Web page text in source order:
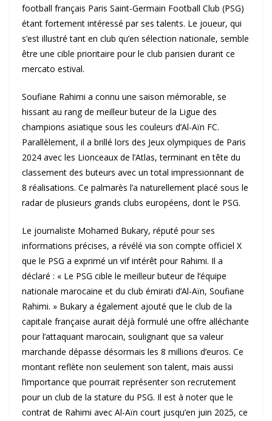
football français Paris Saint-Germain Football Club (PSG)
étant fortement intéressé par ses talents. Le joueur, qui
s’est illustré tant en club qu’en sélection nationale, semble
être une cible prioritaire pour le club parisien durant ce
mercato estival.
Soufiane Rahimi a connu une saison mémorable, se
hissant au rang de meilleur buteur de la Ligue des
champions asiatique sous les couleurs d’Al-Aïn FC.
Parallèlement, il a brillé lors des Jeux olympiques de Paris
2024 avec les Lionceaux de l’Atlas, terminant en tête du
classement des buteurs avec un total impressionnant de
8 réalisations. Ce palmarès l’a naturellement placé sous le
radar de plusieurs grands clubs européens, dont le PSG.
Le journaliste Mohamed Bukary, réputé pour ses
informations précises, a révélé via son compte officiel X
que le PSG a exprimé un vif intérêt pour Rahimi. Il a
déclaré : « Le PSG cible le meilleur buteur de l’équipe
nationale marocaine et du club émirati d’Al-Aïn, Soufiane
Rahimi. » Bukary a également ajouté que le club de la
capitale française aurait déjà formulé une offre alléchante
pour l’attaquant marocain, soulignant que sa valeur
marchande dépasse désormais les 8 millions d’euros. Ce
montant reflète non seulement son talent, mais aussi
l’importance que pourrait représenter son recrutement
pour un club de la stature du PSG. Il est à noter que le
contrat de Rahimi avec Al-Aïn court jusqu’en juin 2025, ce